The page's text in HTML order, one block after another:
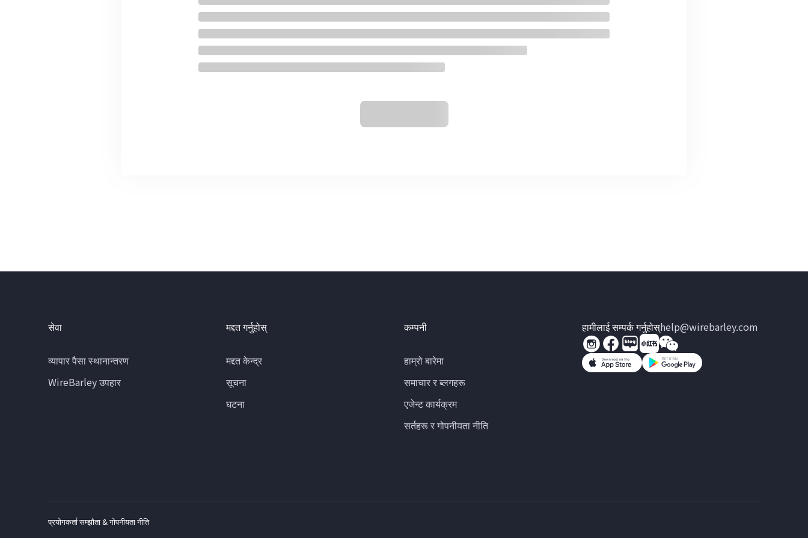
सेवा
व्यापार पैसा स्थानान्तरण
WireBarley उपहार
मद्दत गर्नुहोस्
मद्दत केन्द्र
सूचना
घटना
कम्पनी
हाम्रो बारेमा
समाचार र ब्लगहरू
एजेन्ट कार्यक्रम
सर्तहरू र गोपनीयता नीति
हामीलाई सम्पर्क गर्नुहोस्help@wirebarley.com
प्रयोगकर्ता सम्झौता & गोपनीयता नीति